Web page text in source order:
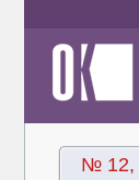
№ 12,